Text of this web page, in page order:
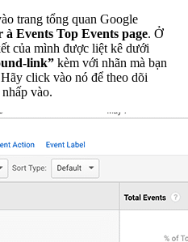
trang tổng quan Google
à Events Top Events page. Ở
của mình được liệt kê dưới
link” kèm với nhãn mà bạn
click vào nó để theo dõi
vào.